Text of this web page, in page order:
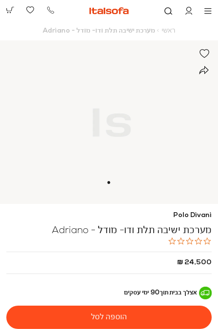
073-
ראשי ראשי
מערכת ישיבה תלת ודו- מודל - Adriano
Polo Divani
מערכת ישיבה תלת ודו- מודל - Adriano
החל
24,500 ₪
אצלך בביתתוך90 ימי עסקים
הוספה לסל